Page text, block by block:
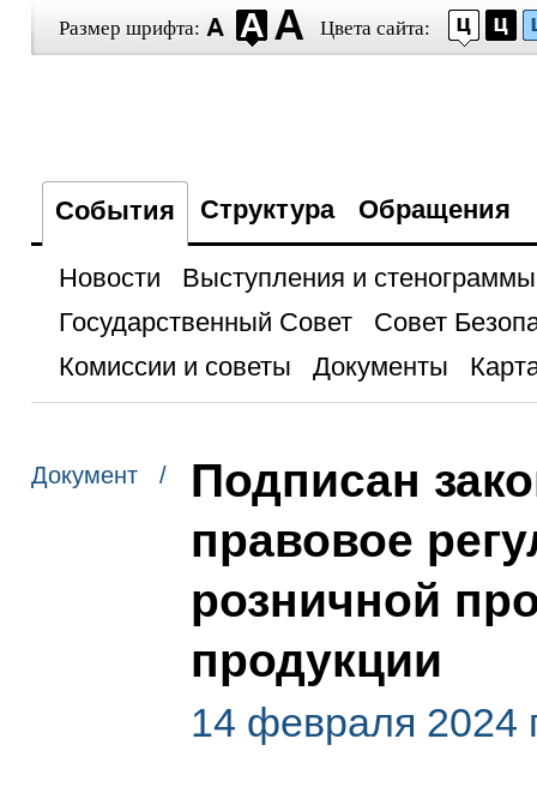
Размер шрифта: Цвета сайта:
События Структура Обращения
Новости
Выступления и стенограммы
Государственный Совет
Совет
Комиссии и советы
Документы
Документ /
Подписан
правовое
розничной
продукции
14 февраля 2024